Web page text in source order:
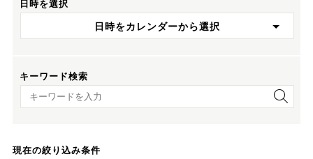
日時を選択
日時をカレンダーから選択
キーワード検索
キーワード検索
現在の絞り込み条件